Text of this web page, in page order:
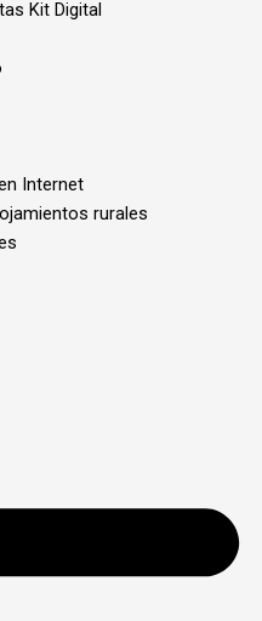
Kit Digital
Internet
rurales